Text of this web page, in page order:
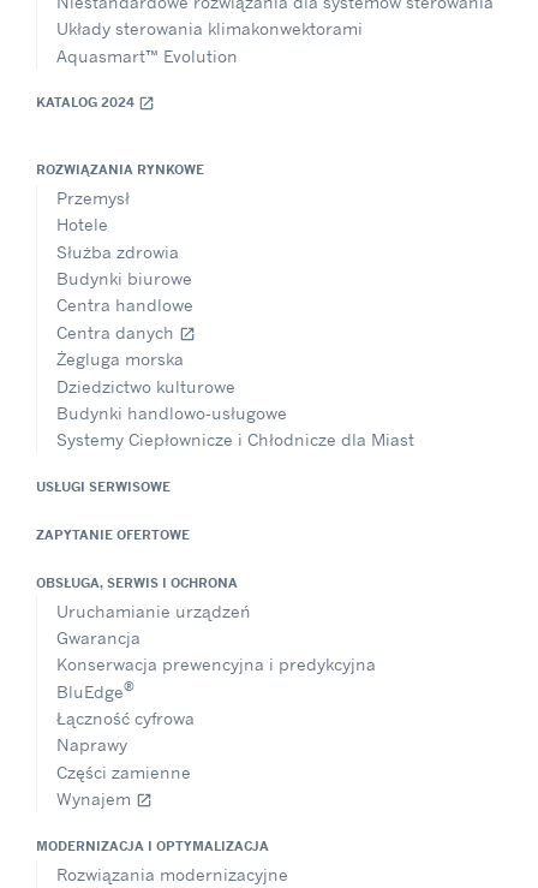
Układy sterowania klimakonwektorami
Aquasmart™ Evolution
KATALOG 2024 open_in_new
ROZWIĄZANIA RYNKOWE
Przemysł
Hotele
Służba zdrowia
Budynki biurowe
Centra handlowe
Centra danych open_in_new
Żegluga morska
Dziedzictwo kulturowe
Budynki handlowo-usługowe
Systemy Ciepłownicze i Chłodnicze dla Miast
USŁUGI SERWISOWE
ZAPYTANIE OFERTOWE
OBSŁUGA, SERWIS I OCHRONA
Uruchamianie urządzeń
Gwarancja
Konserwacja prewencyjna i predykcyjna
BluEdge®
Łączność cyfrowa
Naprawy
Części zamienne
Wynajem open_in_new
MODERNIZACJA I OPTYMALIZACJA
Rozwiązania modernizacyjne